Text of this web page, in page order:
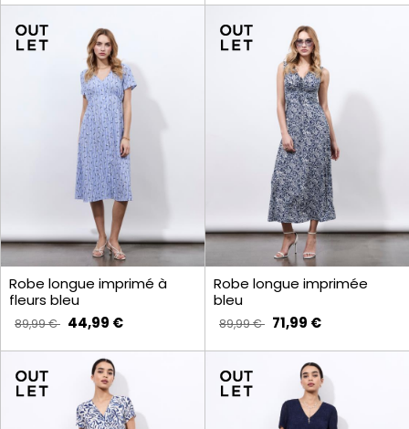
Robe longue imprimé à
fleurs bleu
89,99 € 44,99 €
Robe longue imprimée
bleu
89,99 € 71,99 €